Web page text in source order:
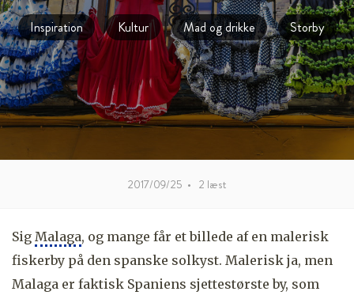
Inspiration Kultur Mad og drikke Storby
2017/09/25 • 2 læst
Sig Malaga, og mange får et billede af en malerisk
fiskerby på den spanske solkyst. Malerisk ja, men
Malaga er faktisk Spaniens sjettestørste by, som